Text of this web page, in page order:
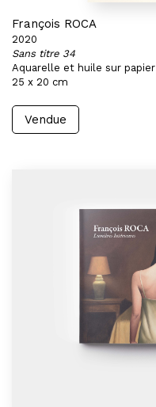
François ROCA
2020
Sans titre 34
Aquarelle et huile sur papier
25 x 20 cm
Vendue